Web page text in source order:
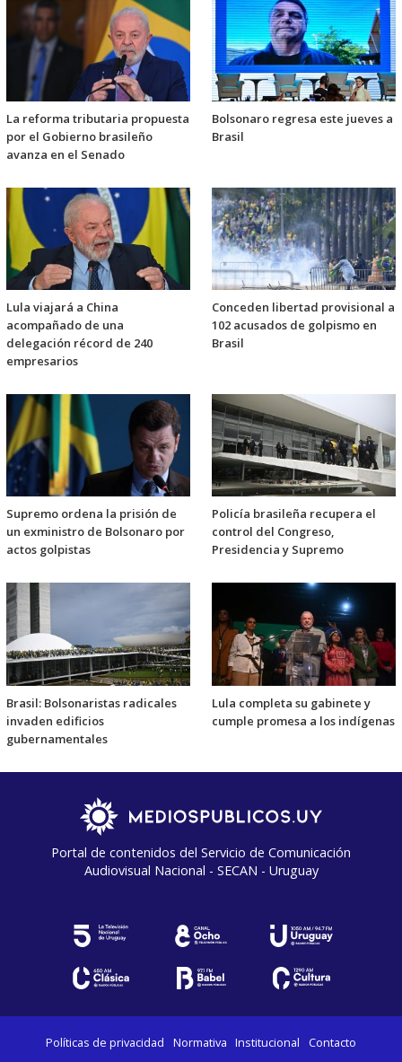
La reforma tributaria propuesta
por el Gobierno brasileño
avanza en el Senado
Bolsonaro regresa este jueves a
Brasil
Lula viajará a China
acompañado de una
delegación récord de 240
empresarios
Conceden libertad provisional a
102 acusados de golpismo en
Brasil
Supremo ordena la prisión de
un exministro de Bolsonaro por
actos golpistas
Policía brasileña recupera el
control del Congreso,
Presidencia y Supremo
Brasil: Bolsonaristas radicales
invaden edificios
gubernamentales
Lula completa su gabinete y
cumple promesa a los indígenas
Portal de contenidos del Servicio de Comunicación
Audiovisual Nacional - SECAN - Uruguay
Políticas de privacidad Normativa Institucional Contacto